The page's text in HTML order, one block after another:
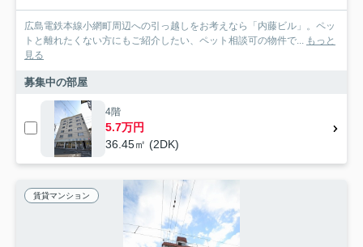
広島電鉄本線小網町周辺への引っ越しをお考えなら「内藤ビル」。ペッ
トと離れたくない方にもご紹介したい、ペット相談可の物件で... もっと
見る
募集中の部屋
4階
5.7万円
36.45㎡ (2DK)
賃貸マンション